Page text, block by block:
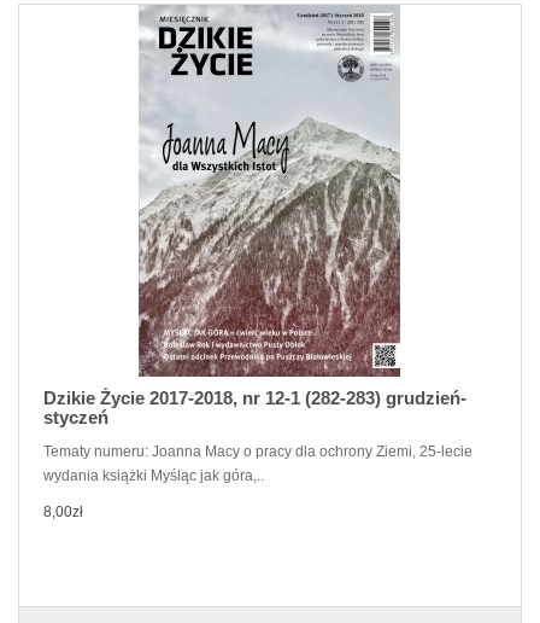
Dzikie Życie 2017-2018, nr 12-1 (282-283) grudzień-
styczeń
Tematy numeru: Joanna Macy o pracy dla ochrony Ziemi, 25-lecie
wydania książki Myśląc jak góra,..
8,00zł